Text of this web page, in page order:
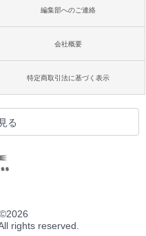
編集部へのご連絡
会社概要
特定商取引法に基づく表示
る
2026
rights reserved.